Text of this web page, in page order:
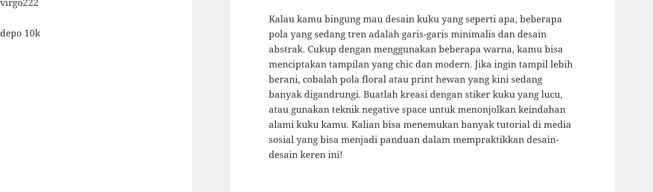
virgo222
depo 10k
Kalau kamu bingung mau desain kuku yang seperti apa, beberapa
pola yang sedang tren adalah garis-garis minimalis dan desain
abstrak. Cukup dengan menggunakan beberapa warna, kamu bisa
menciptakan tampilan yang chic dan modern. Jika ingin tampil lebih
berani, cobalah pola floral atau print hewan yang kini sedang
banyak digandrungi. Buatlah kreasi dengan stiker kuku yang lucu,
atau gunakan teknik negative space untuk menonjolkan keindahan
alami kuku kamu. Kalian bisa menemukan banyak tutorial di media
sosial yang bisa menjadi panduan dalam mempraktikkan desain-
desain keren ini!